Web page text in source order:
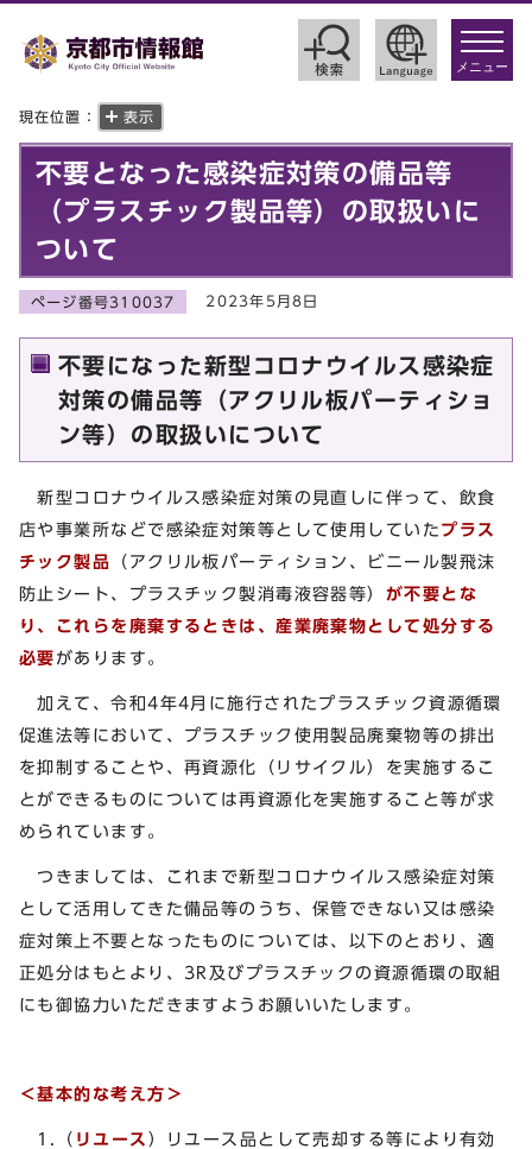
toggle
メニュー
現在位置： 表示
不要となった感染症対策の備品等
（プラスチック製品等）の取扱いに
ついて
ページ番号310037 2023年5月8日
不要になった新型コロナウイルス感染症
対策の備品等（アクリル板パーティショ
ン等）の取扱いについて
新型コロナウイルス感染症対策の見直しに伴って、飲食
店や事業所などで感染症対策等として使用していた プラス
チック製品 （アクリル板パーティション、ビニール製飛沫
防止シート、プラスチック製消毒液容器等） が不要とな
り、これらを廃棄するときは、産業廃棄物として処分する
必要 があります。
加えて、令和4年4月に施行されたプラスチック資源循環
促進法等において、プラスチック使用製品廃棄物等の排出
を抑制することや、再資源化（リサイクル）を実施するこ
とができるものについては再資源化を実施すること等が求
められています。
つきましては、これまで新型コロナウイルス感染症対策
として活用してきた備品等のうち、保管できない又は感染
症対策上不要となったものについては、以下のとおり、適
正処分はもとより、3R及びプラスチックの資源循環の取組
にも御協力いただきますようお願いいたします。
＜基本的な考え方＞
1.（ リユース ）リユース品として売却する等により有効